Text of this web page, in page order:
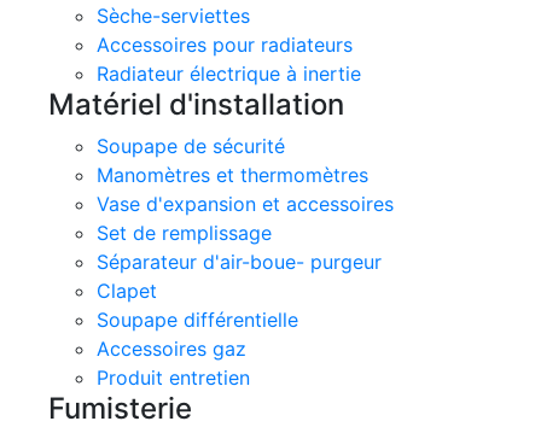
Sèche-serviettes
Accessoires pour radiateurs
Radiateur électrique à inertie
Matériel d'installation
Soupape de sécurité
Manomètres et thermomètres
Vase d'expansion et accessoires
Set de remplissage
Séparateur d'air-boue- purgeur
Clapet
Soupape différentielle
Accessoires gaz
Produit entretien
Fumisterie